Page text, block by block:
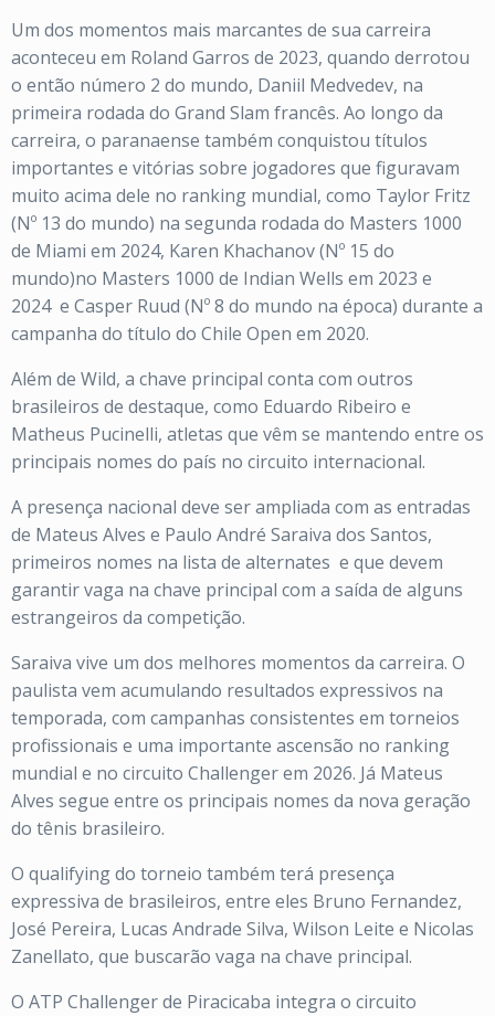
Um dos momentos mais marcantes de sua carreira
aconteceu em Roland Garros de 2023, quando derrotou
o então número 2 do mundo, Daniil Medvedev, na
primeira rodada do Grand Slam francês. Ao longo da
carreira, o paranaense também conquistou títulos
importantes e vitórias sobre jogadores que figuravam
muito acima dele no ranking mundial, como Taylor Fritz
(Nº 13 do mundo) na segunda rodada do Masters 1000
de Miami em 2024, Karen Khachanov (Nº 15 do
mundo)no Masters 1000 de Indian Wells em 2023 e
2024 e Casper Ruud (Nº 8 do mundo na época) durante a
campanha do título do Chile Open em 2020.
Além de Wild, a chave principal conta com outros
brasileiros de destaque, como Eduardo Ribeiro e
Matheus Pucinelli, atletas que vêm se mantendo entre os
principais nomes do país no circuito internacional.
A presença nacional deve ser ampliada com as entradas
de Mateus Alves e Paulo André Saraiva dos Santos,
primeiros nomes na lista de alternates e que devem
garantir vaga na chave principal com a saída de alguns
estrangeiros da competição.
Saraiva vive um dos melhores momentos da carreira. O
paulista vem acumulando resultados expressivos na
temporada, com campanhas consistentes em torneios
profissionais e uma importante ascensão no ranking
mundial e no circuito Challenger em 2026. Já Mateus
Alves segue entre os principais nomes da nova geração
do tênis brasileiro.
O qualifying do torneio também terá presença
expressiva de brasileiros, entre eles Bruno Fernandez,
José Pereira, Lucas Andrade Silva, Wilson Leite e Nicolas
Zanellato, que buscarão vaga na chave principal.
O ATP Challenger de Piracicaba integra o circuito